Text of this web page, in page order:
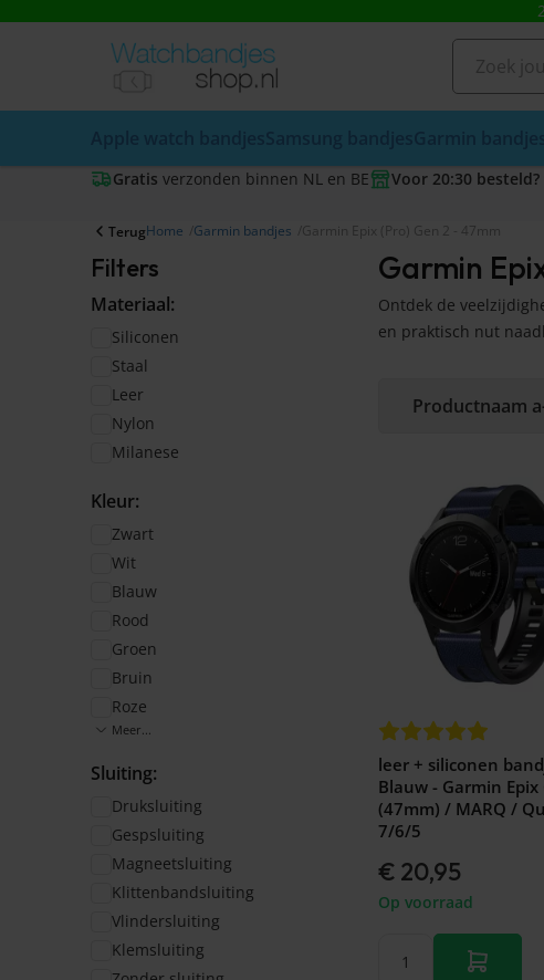
Gratis verzonden binnen NL en BE Voor 20:30 besteld?
TerugHome Garmin bandjes Garmin Epix (Pro) Gen 2 - 47mm
Garmin
Ontdek de
en praktisch nut
leer + siliconen
Blauw - Garmin Epix
(47mm) / MARQ /
7/6/5
€ 20,95
Op voorraad
Filters
Materiaal:
Siliconen
Staal
Leer
Nylon
Milanese
Kleur:
Zwart
Wit
Blauw
Rood
Groen
Bruin
Roze
Meer...
Sluiting:
Druksluiting
Gespsluiting
Magneetsluiting
Klittenbandsluiting
Vlindersluiting
Klemsluiting